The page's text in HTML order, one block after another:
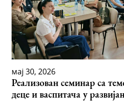
мај 30, 2026
Реализован семинар са
деце и васпитача у